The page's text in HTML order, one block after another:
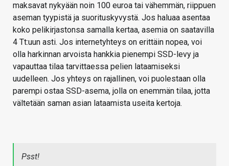
maksavat nykyään noin 100 euroa tai vähemmän, riippuen
aseman tyypistä ja suorituskyvystä. Jos haluaa asentaa
koko pelikirjastonsa samalla kertaa, asemia on saatavilla
4 Tt:uun asti. Jos internetyhteys on erittäin nopea, voi
olla harkinnan arvoista hankkia pienempi SSD-levy ja
vapauttaa tilaa tarvittaessa pelien lataamiseksi
uudelleen. Jos yhteys on rajallinen, voi puolestaan ​​olla
parempi ostaa SSD-asema, jolla on enemmän tilaa, jotta
vältetään saman asian lataamista useita kertoja.
Psst!